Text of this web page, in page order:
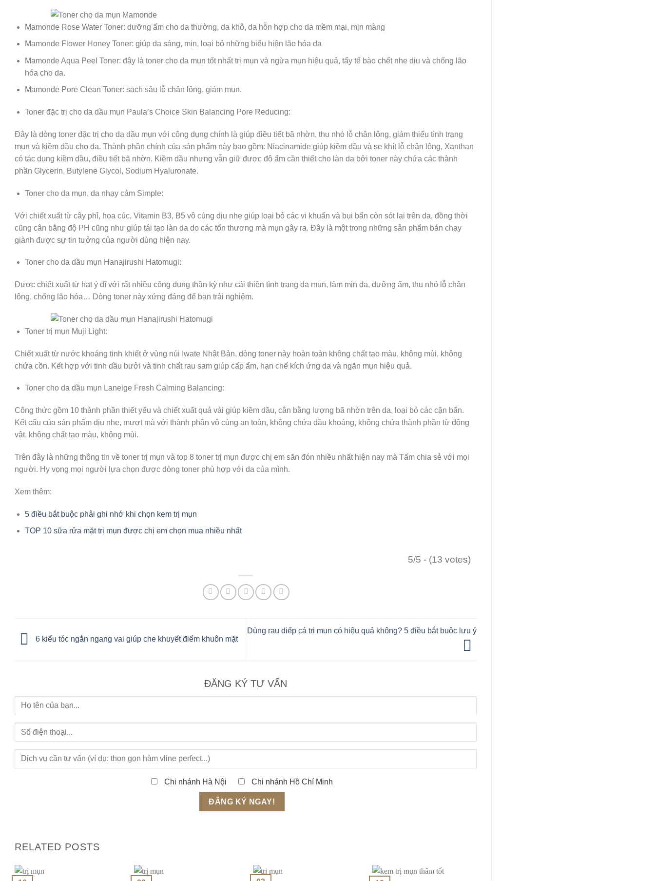
Mamonde Rose Water Toner: dưỡng ẩm cho da thường, da khô, da hỗn hợp cho da mềm mại, mịn màng
Mamonde Flower Honey Toner: giúp da sáng, mịn, loại bỏ những biểu hiện lão hóa da
Mamonde Aqua Peel Toner: đây là toner cho da mụn tốt nhất trị mụn và ngừa mụn hiệu quả, tẩy tế bào chết nhẹ dịu và chống lão
hóa cho da.
Mamonde Pore Clean Toner: sạch sâu lỗ chân lông, giảm mụn.
Toner đặc trị cho da dầu mụn Paula’s Choice Skin Balancing Pore Reducing:
Đây là dòng toner đặc trị cho da dầu mụn với công dụng chính là giúp điều tiết bã nhờn, thu nhỏ lỗ chân lông, giảm thiểu tình trạng
mụn và kiềm dầu cho da. Thành phần chính của sản phẩm này bao gồm: Niacinamide giúp kiềm dầu và se khít lỗ chân lông, Xanthan
có tác dụng kiềm dầu, điều tiết bã nhờn. Kiềm dầu nhưng vẫn giữ được độ ẩm cần thiết cho làn da bởi toner này chứa các thành
phần Glycerin, Butylene Glycol, Sodium Hyaluronate.
Toner cho da mụn, da nhạy cảm Simple:
Với chiết xuất từ cây phỉ, hoa cúc, Vitamin B3, B5 vô cùng dịu nhẹ giúp loại bỏ các vi khuẩn và bụi bẩn còn sót lại trên da, đồng thời
cũng cân bằng độ PH cũng như giúp tái tạo làn da do các tổn thương mà mụn gây ra. Đây là một trong những sản phẩm bán chạy
giành được sự tin tưởng của người dùng hiện nay.
Toner cho da dầu mụn Hanajirushi Hatomugi:
Được chiết xuất từ hạt ý dĩ với rất nhiều công dụng thần kỳ như cải thiện tình trạng da mụn, làm mịn da, dưỡng ẩm, thu nhỏ lỗ chân
lông, chống lão hóa… Dòng toner này xứng đáng để bạn trải nghiệm.
Toner trị mụn Muji Light:
Chiết xuất từ nước khoáng tinh khiết ở vùng núi Iwate Nhật Bản, dòng toner này hoàn toàn không chất tạo màu, không mùi, không
chứa cồn. Kết hợp với tinh dầu bưởi và tinh chất rau sam giúp cấp ẩm, hạn chế kích ứng da và ngăn mụn hiệu quả.
Toner cho da dầu mụn Laneige Fresh Calming Balancing:
Công thức gồm 10 thành phần thiết yếu và chiết xuất quả vải giúp kiềm dầu, cân bằng lượng bã nhờn trên da, loại bỏ các cặn bẩn.
Kết cấu của sản phẩm dịu nhẹ, mượt mà với thành phần vô cùng an toàn, không chứa dầu khoáng, không chứa thành phần từ động
vật, không chất tạo màu, không mùi.
Trên đây là những thông tin về toner trị mụn và top 8 toner trị mụn được chị em săn đón nhiều nhất hiện nay mà Tấm chia sẻ với mọi
người. Hy vọng mọi người lựa chọn được dòng toner phù hợp với da của mình.
Xem thêm:
5 điều bắt buộc phải ghi nhớ khi chọn kem trị mụn
TOP 10 sữa rửa mặt trị mụn được chị em chọn mua nhiều nhất
5/5 - (13 votes)
6 kiểu tóc ngắn ngang vai giúp che khuyết điểm khuôn mặt
Dùng rau diếp cá trị mụn có hiệu quả không? 5 điều bắt buộc lưu ý
ĐĂNG KÝ TƯ VẤN
Chi nhánh Hà Nội Chi nhánh Hồ Chí Minh
RELATED POSTS